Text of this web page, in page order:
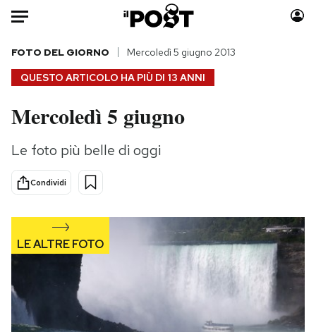
Auto
HOME
Italia
Politica
Tecnologia
Scienza
Cultura
Economia
Moda
Media
Europa
Altrecose
Mondiali calcio 2026
QUESTO ARTICOLO HA PIÙ DI 13 ANNI
FOTO DEL GIORNO Mercoledì 5 giugno 2013
Mercoledì 5 giugno
Le foto più belle di oggi
Condividi